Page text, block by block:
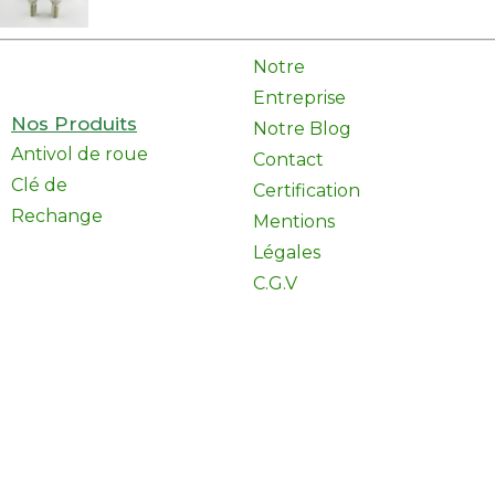
Nos Produits
Antivol de roue
Clé de
Rechange
Notre
Entreprise
Notre Blog
Contact
Certification
Mentions
Légales
C.G.V